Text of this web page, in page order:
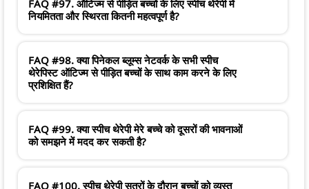
FAQ #97. ऑटिज्म से पीड़ित बच्चों के लिए स्पीच थेरेपी में
नियमितता और स्थिरता कितनी महत्वपूर्ण है?
FAQ #98. क्या पिनेकल ब्लूम्स नेटवर्क के सभी स्पीच
थेरेपिस्ट ऑटिज्म से पीड़ित बच्चों के साथ काम करने के लिए
प्रशिक्षित हैं?
FAQ #99. क्या स्पीच थेरेपी मेरे बच्चे को दूसरों की भावनाओं
को समझने में मदद कर सकती है?
FAQ #100. स्पीच थेरेपी सत्रों के दौरान बच्चों को व्यस्त